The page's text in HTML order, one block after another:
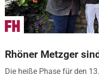
Rhöner Metzger
Die heiße Phase für den